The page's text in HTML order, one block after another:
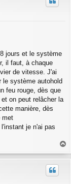
jours et le système
il faut, à chaque
de vitesse. J'ai
le système autohold
feu rouge, dès que
on peut relâcher la
manière, dès
met
je n'ai pas
a
u